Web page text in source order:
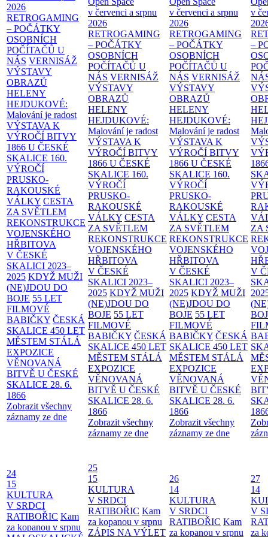
2026
RETROGAMING
– POČÁTKY
OSOBNÍCH
POČÍTAČŮ U
NÁS VERNISÁŽ
VÝSTAVY
OBRAZŮ
HELENY
HEJDUKOVÉ:
Malování je radost
VÝSTAVA K
VÝROČÍ BITVY
1866 U ČESKÉ
SKALICE 160.
VÝROČÍ
PRUSKO-
RAKOUSKÉ
VÁLKY CESTA
ZA SVĚTLEM
REKONSTRUKCE
VOJENSKÉHO
HŘBITOVA
V ČESKÉ
SKALICI 2023–
2025 KDYŽ MUŽI
(NE)JDOU DO
BOJE 55 LET
FILMOVÉ
BABIČKY ČESKÁ
SKALICE 450 LET
MĚSTEM STÁLÁ
EXPOZICE
VĚNOVANÁ
BITVĚ U ČESKÉ
SKALICE 28. 6.
1866
Zobrazit všechny
záznamy ze dne
v červenci a srpnu
2026
RETROGAMING
– POČÁTKY
OSOBNÍCH
POČÍTAČŮ U
NÁS VERNISÁŽ
VÝSTAVY
OBRAZŮ
HELENY
HEJDUKOVÉ:
Malování je radost
VÝSTAVA K
VÝROČÍ BITVY
1866 U ČESKÉ
SKALICE 160.
VÝROČÍ
PRUSKO-
RAKOUSKÉ
VÁLKY CESTA
ZA SVĚTLEM
REKONSTRUKCE
VOJENSKÉHO
HŘBITOVA
V ČESKÉ
SKALICI 2023–
2025 KDYŽ MUŽI
(NE)JDOU DO
BOJE 55 LET
FILMOVÉ
BABIČKY ČESKÁ
SKALICE 450 LET
MĚSTEM STÁLÁ
EXPOZICE
VĚNOVANÁ
BITVĚ U ČESKÉ
SKALICE 28. 6.
1866
Zobrazit všechny
záznamy ze dne
v červenci a srpnu
2026
RETROGAMING
– POČÁTKY
OSOBNÍCH
POČÍTAČŮ U
NÁS VERNISÁŽ
VÝSTAVY
OBRAZŮ
HELENY
HEJDUKOVÉ:
Malování je radost
VÝSTAVA K
VÝROČÍ BITVY
1866 U ČESKÉ
SKALICE 160.
VÝROČÍ
PRUSKO-
RAKOUSKÉ
VÁLKY CESTA
ZA SVĚTLEM
REKONSTRUKCE
VOJENSKÉHO
HŘBITOVA
V ČESKÉ
SKALICI 2023–
2025 KDYŽ MUŽI
(NE)JDOU DO
BOJE 55 LET
FILMOVÉ
BABIČKY ČESKÁ
SKALICE 450 LET
MĚSTEM STÁLÁ
EXPOZICE
VĚNOVANÁ
BITVĚ U ČESKÉ
SKALICE 28. 6.
1866
Zobrazit všechny
záznamy ze dne
v
–
ZA
V
24
15
KULTURA
V SRDCI
RATIBOŘIC Kam
za kopanou v srpnu
25
15
KULTURA
V SRDCI
RATIBOŘIC Kam
za kopanou v srpnu
ZÁPIS NA VÝLET
26
14
KULTURA
V SRDCI
RATIBOŘIC Kam
za kopanou v srpnu
27
14
V
za